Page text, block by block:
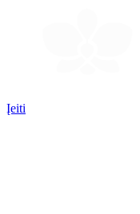
Įeiti